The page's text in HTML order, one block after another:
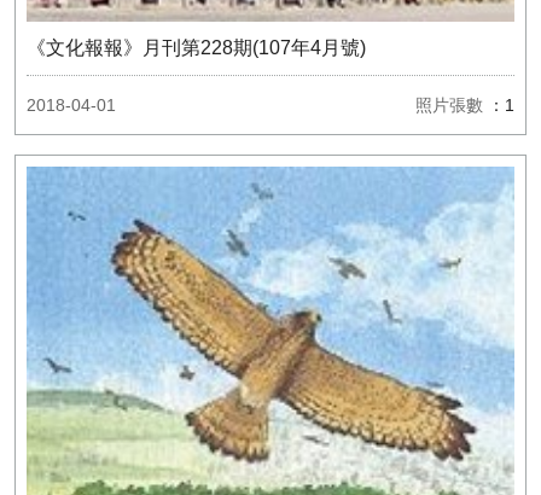
《文化報報》月刊第228期(107年4月號)
2018-04-01 照片張數 ：1